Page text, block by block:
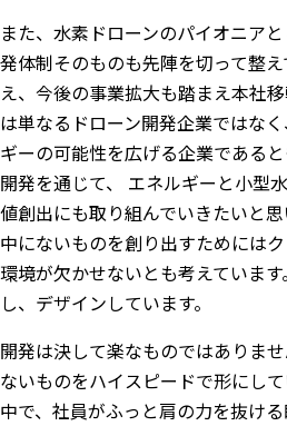
また、水素ドローンのパイオニア
発体制そのものも先陣を切って整
え、今後の事業拡大も踏まえ本社
は単なるドローン開発企業ではな
ギーの可能性を広げる企業である
開発を通じて、 エネルギーと小型
値創出にも取り組んでいきたいと
中にないものを創り出すためには
環境が欠かせないとも考えていま
し、デザインしています。
開発は決して楽なものではありま
ないものをハイスピードで形にし
中で、社員がふっと肩の力を抜け